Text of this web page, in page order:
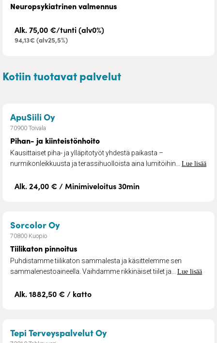
Neuropsykiatrinen valmennus
Alk. 75,00 €/tunti (alv0%)
94,13€ (alv25,5%)
Kotiin tuotavat palvelut
ApuSiili Oy– Pihan- ja kiinteistönhoito
70900 Toivala
Pihan- ja kiinteistönhoito
Kausittaiset piha- ja ylläpitotyöt yhdestä paikasta –
nurmikonleikkuusta ja terassihuolloista aina lumitöihin... Lue lisää
Alk. 24,00 € / Minimiveloitus 30min
Sorcolor Oy– Tiilikaton pinnoitus
70800 Kuopio
Tiilikaton pinnoitus
Puhdistamme tiilikaton sammalesta ja käsittelemme sen
sammalenestoaineella. Vaihdamme rikkinäiset tiilet ja... Lue lisää
Alk. 1882,50 € / katto
Tepi Terveyspalvelut Oy– Matkahoivapalvelu